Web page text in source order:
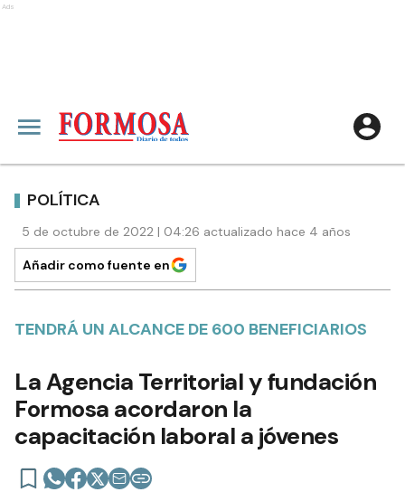
Ads
POLÍTICA
5 de octubre de 2022 | 04:26 actualizado hace 4 años
Añadir como fuente en
TENDRÁ UN ALCANCE DE 600 BENEFICIARIOS
La Agencia Territorial y fundación
Formosa acordaron la
capacitación laboral a jóvenes